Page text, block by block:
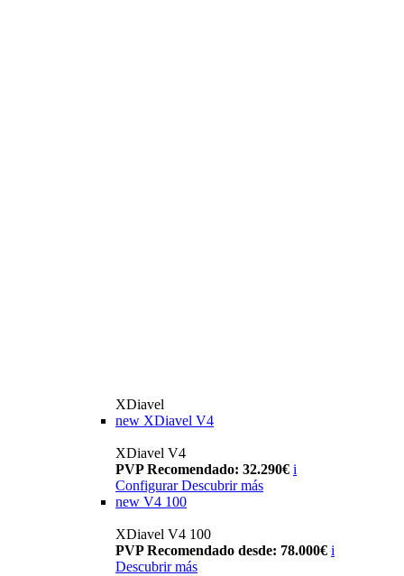
XDiavel
new XDiavel V4
XDiavel V4
PVP Recomendado: 32.290€ i
Configurar Descubrir más
new V4 100
XDiavel V4 100
PVP Recomendado desde: 78.000€ i
Descubrir más